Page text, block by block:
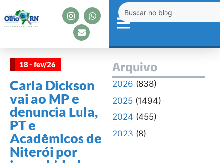
18 - fev/26
Carla Dickson
vai ao MP e
denuncia Lula,
PT e
Acadêmicos de
Niterói por
Arquivo
2026 (838)
2025(1494)
2024 (455)
2023 (8)